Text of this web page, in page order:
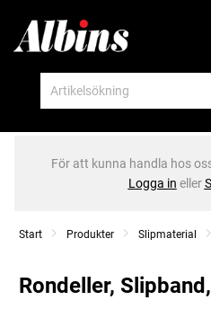
För att kunna handla hos
Logga in eller
Start Produkter Slipmaterial
Rondeller,